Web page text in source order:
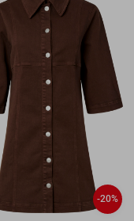
-20%